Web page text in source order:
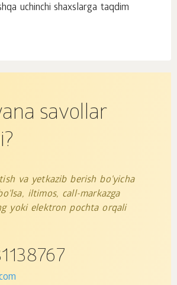
uchinchi shaxslarga taqdim
savollar
va yetkazib berish bo'yicha
iltimos, call-markazga
yoki elektron pochta orqali